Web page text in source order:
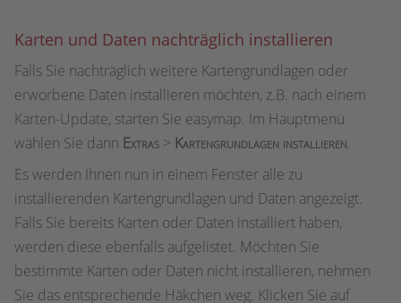
Karten und Daten nachträglich installieren
Falls Sie nachträglich weitere Kartengrundlagen oder
erworbene Daten installieren möchten, z.B. nach einem
Karten-Update, starten Sie easymap. Im Hauptmenü
wählen Sie dann Extras > Kartengrundlagen installieren.
Es werden Ihnen nun in einem Fenster alle zu
installierenden Kartengrundlagen und Daten angezeigt.
Falls Sie bereits Karten oder Daten installiert haben,
werden diese ebenfalls aufgelistet. Möchten Sie
bestimmte Karten oder Daten nicht installieren, nehmen
Sie das entsprechende Häkchen weg. Klicken Sie auf